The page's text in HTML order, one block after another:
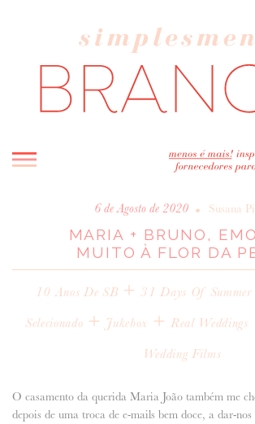
INICIO
BLOG
MELHOR INSPIRAÇÃO
CASAVA-ME AQUI!
FORNECEDORES
ANUNCIE
6 de Agosto de 2020 • Susana
MARIA + BRUNO,
MUITO À FLOR DA
10 Anos De SB +31 Days Of Summer
Selecionado + Jukebox + Real Weddings
Wedding Films
O casamento da querida Maria João também me
depois de uma troca de e-mails bem doce, a dar-